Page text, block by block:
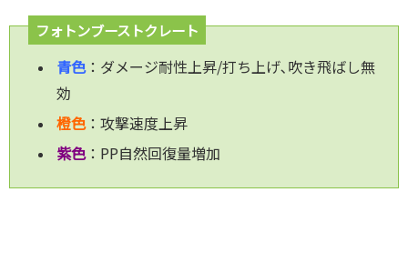
フォトンブーストクレート
青色：ダメージ耐性上昇/打ち上げ､吹き飛ばし無
効
橙色：攻撃速度上昇
紫色：PP自然回復量増加